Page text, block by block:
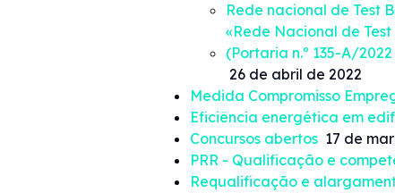
Rede nacional de Test
«Rede Nacional de
(Portaria n.º 135-A/
26 de abril de 2022
Medida Compromisso
Eficiência energética em
Concursos abertos 17 de
PRR - Qualificação e
Requalificação e